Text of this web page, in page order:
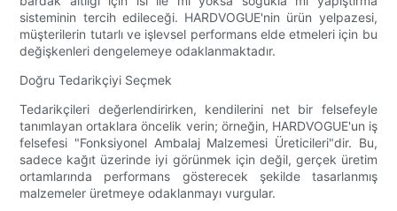
sisteminin tercih edileceği. HARDVOGUE'nin ürün yelpazesi,
müşterilerin tutarlı ve işlevsel performans elde etmeleri için bu
değişkenleri dengelemeye odaklanmaktadır.
Doğru Tedarikçiyi Seçmek
Tedarikçileri değerlendirirken, kendilerini net bir felsefeyle
tanımlayan ortaklara öncelik verin; örneğin, HARDVOGUE'un iş
felsefesi "Fonksiyonel Ambalaj Malzemesi Üreticileri"dir. Bu,
sadece kağıt üzerinde iyi görünmek için değil, gerçek üretim
ortamlarında performans gösterecek şekilde tasarlanmış
malzemeler üretmeye odaklanmayı vurgular.